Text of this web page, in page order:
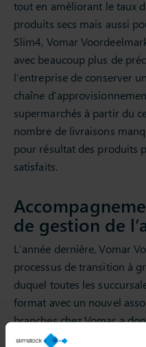
tout en améliorant le taux
produits secs mais aussi
Slim4, Vomar
avec beaucoup plus de
l’entreprise de conserver
chaîne
supermarchés à partir du
nombre de livraisons
pour résultat des produits
satisfaits.
de gestion de
L’année dernière, Vomar
processus de transition à
duquel toutes les
format avec un nouvel
branches chez Vomar a
Selon Kors, Slim4 a